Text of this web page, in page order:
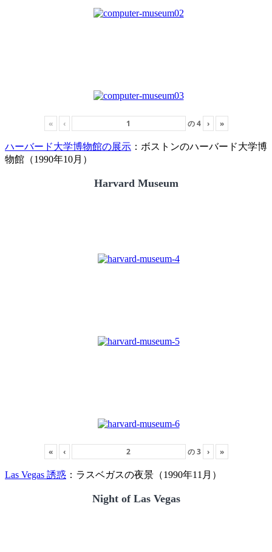
« ‹ の4 › »
ハーバード大学博物館の展示 ：ボストンのハーバード大学博
物館（1990年10月）
Harvard Museum
« ‹ の3 › »
Las Vegas 誘惑 ：ラスベガスの夜景（1990年11月）
Night of Las Vegas